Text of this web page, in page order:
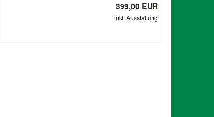
399,00 EUR
inkl. Ausstattung